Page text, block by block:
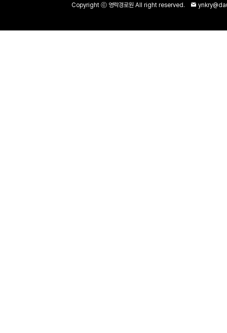
Copyright ⓒ 영락경로원 All right reserved.